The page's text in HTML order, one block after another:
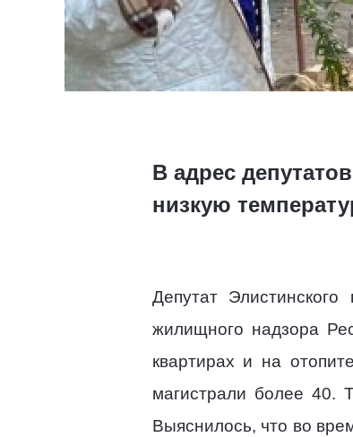
В адрес
низкую
Депутат Элистинского
жилищного надзора
квартирах и на
магистрали более 40.
Выяснилось, что во